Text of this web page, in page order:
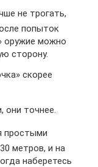
не трогать,
попыток
оружие можно
сторону.
скорее
они точнее.
простыми
метров, и на
наберетесь